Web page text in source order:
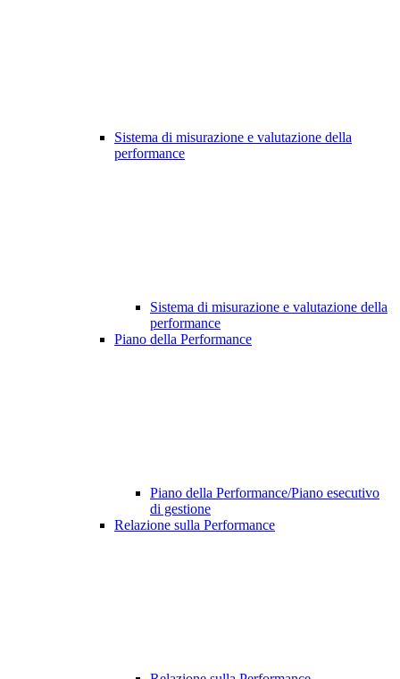
Sistema di misurazione e valutazione della
performance
Sistema di misurazione e valutazione della
performance
Piano della Performance
Piano della Performance/Piano esecutivo
di gestione
Relazione sulla Performance